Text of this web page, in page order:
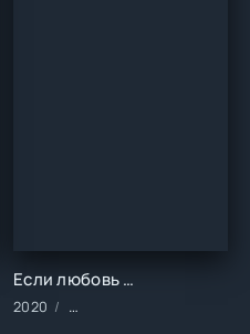
Ужасы
Если любовь позовёт (2020)
2020 Сериалы/2020 год/